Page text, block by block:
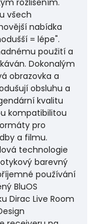
rozlišením.
všech
nabídka
= lépe".
použití a
Dokonalým
obrazovka a
obsluhu a
kvalitu
kompatibilitou
pro
a filmu.
technologie
barevný
používání
BluOS
Dirac Live Room